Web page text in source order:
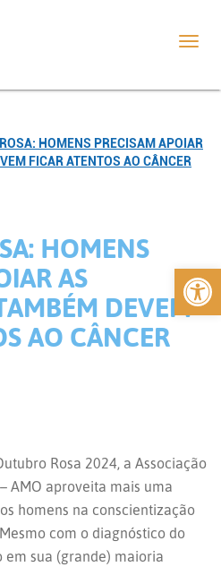
Abrir
HOMENS PRECISAM APOIAR
FICAR ATENTOS AO CÂNCER
HOMENS
AS
DEVEM
AO CÂNCER
Rosa 2024, a Associação
AMO aproveita mais uma
homens na conscientização
com o diagnóstico do
sua (grande) maioria